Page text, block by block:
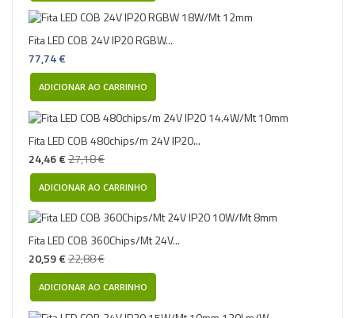
Fita LED COB 24V IP20 RGBW...
77,74 €
ADICIONAR AO CARRINHO
Fita LED COB 480chips/m 24V IP20...
24,46 €27,18 €
ADICIONAR AO CARRINHO
Fita LED COB 360Chips/Mt 24V...
20,59 €22,88 €
ADICIONAR AO CARRINHO